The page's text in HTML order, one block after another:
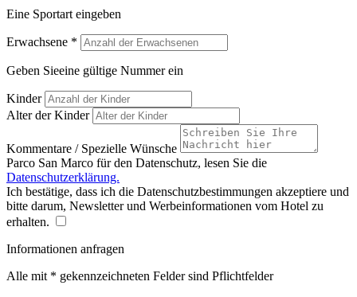
Eine Sportart eingeben
Erwachsene *
Geben Sieeine gültige Nummer ein
Kinder
Alter der Kinder
Kommentare / Spezielle Wünsche
Parco San Marco für den Datenschutz, lesen Sie die
Datenschutzerklärung.
Ich bestätige, dass ich die Datenschutzbestimmungen akzeptiere und
bitte darum, Newsletter und Werbeinformationen vom Hotel zu
erhalten.
Informationen anfragen
Alle mit * gekennzeichneten Felder sind Pflichtfelder